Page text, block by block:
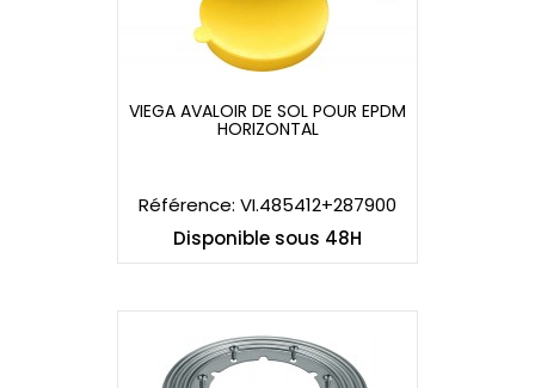
VIEGA AVALOIR DE SOL POUR EPDM
HORIZONTAL
Référence: VI.485412+287900
Disponible sous 48H